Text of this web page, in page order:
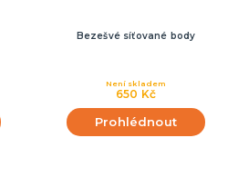
Bezešvé síťované body
650 Kč
Není skladem
Prohlédnout